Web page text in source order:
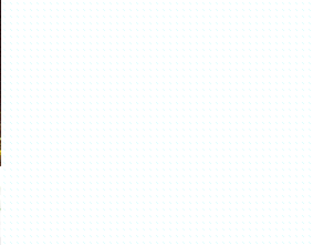
3,18; Srs 39) - Peace As The Fruit Of